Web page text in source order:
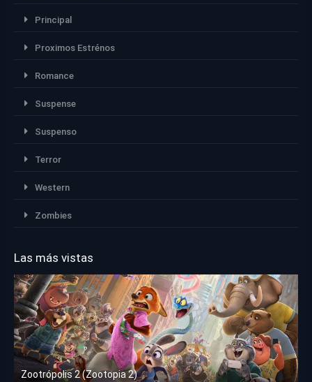
Principal
Proximos Estrénos
Romance
Suspense
Suspenso
Terror
Western
Zombies
Las más vistas
Zootrópolis 2 (Zootopia 2)